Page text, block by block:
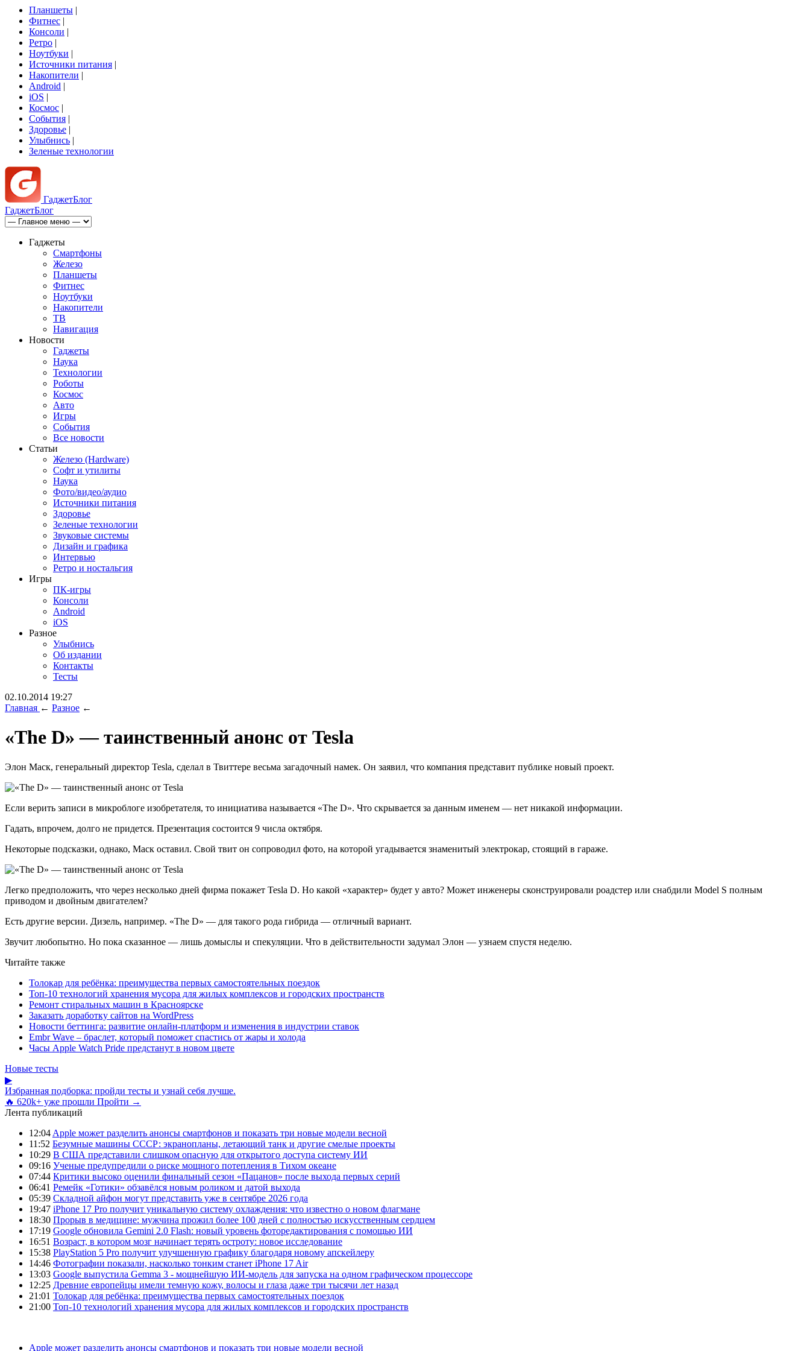
Планшеты |
Фитнес |
Консоли |
Ретро |
Ноутбуки |
Источники питания |
Накопители |
Android |
iOS |
Космос |
События |
Здоровье |
Улыбнись |
Зеленые технологии
ГаджетБлог
ГаджетБлог
Гаджеты
Смартфоны
Железо
Планшеты
Фитнес
Ноутбуки
Накопители
ТВ
Навигация
Новости
Гаджеты
Наука
Технологии
Роботы
Космос
Авто
Игры
События
Все новости
Статьи
Железо (Hardware)
Софт и утилиты
Наука
Фото/видео/аудио
Источники питания
Здоровье
Зеленые технологии
Звуковые системы
Дизайн и графика
Интервью
Ретро и ностальгия
Игры
ПК-игры
Консоли
Android
iOS
Разное
Улыбнись
Об издании
Контакты
Тесты
02.10.2014 19:27
Главная ← Разное ←
«The D» — таинственный анонс от Tesla
Элон Маск, генеральный директор Tesla, сделал в Твиттере весьма загадочный намек. Он заявил, что компания представит публике новый проект.
Если верить записи в микроблоге изобретателя, то инициатива называется «The D». Что скрывается за данным именем — нет никакой информации.
Гадать, впрочем, долго не придется. Презентация состоится 9 числа октября.
Некоторые подсказки, однако, Маск оставил. Свой твит он сопроводил фото, на которой угадывается знаменитый электрокар, стоящий в гараже.
Легко предположить, что через несколько дней фирма покажет Tesla D. Но какой «характер» будет у авто? Может инженеры сконструировали роадстер или снабдили Model S полным
приводом и двойным двигателем?
Есть другие версии. Дизель, например. «The D» — для такого рода гибрида — отличный вариант.
Звучит любопытно. Но пока сказанное — лишь домыслы и спекуляции. Что в действительности задумал Элон — узнаем спустя неделю.
Читайте также
Толокар для ребёнка: преимущества первых самостоятельных поездок
Топ-10 технологий хранения мусора для жилых комплексов и городских пространств
Ремонт стиральных машин в Красноярске
Заказать доработку сайтов на WordPress
Новости беттинга: развитие онлайн-платформ и изменения в индустрии ставок
Embr Wave – браслет, который поможет спастись от жары и холода
Часы Apple Watch Pride предстанут в новом цвете
Новые тесты
▶
Избранная подборка: пройди тесты и узнай себя лучше.
🔥 620k+ уже прошли Пройти →
Лента публикаций
12:04 Apple может разделить анонсы смартфонов и показать три новые модели весной
11:52 Безумные машины СССР: экранопланы, летающий танк и другие смелые проекты
10:29 В США представили слишком опасную для открытого доступа систему ИИ
09:16 Ученые предупредили о риске мощного потепления в Тихом океане
07:44 Критики высоко оценили финальный сезон «Пацанов» после выхода первых серий
06:41 Ремейк «Готики» обзавёлся новым роликом и датой выхода
05:39 Складной айфон могут представить уже в сентябре 2026 года
19:47 iPhone 17 Pro получит уникальную систему охлаждения: что известно о новом флагмане
18:30 Прорыв в медицине: мужчина прожил более 100 дней с полностью искусственным сердцем
17:19 Google обновила Gemini 2.0 Flash: новый уровень фоторедактирования с помощью ИИ
16:51 Возраст, в котором мозг начинает терять остроту: новое исследование
15:38 PlayStation 5 Pro получит улучшенную графику благодаря новому апскейлеру
14:46 Фотографии показали, насколько тонким станет iPhone 17 Air
13:03 Google выпустила Gemma 3 - мощнейшую ИИ-модель для запуска на одном графическом процессоре
12:25 Древние европейцы имели темную кожу, волосы и глаза даже три тысячи лет назад
21:01 Толокар для ребёнка: преимущества первых самостоятельных поездок
21:00 Топ-10 технологий хранения мусора для жилых комплексов и городских пространств
Apple может разделить анонсы смартфонов и показать три новые модели весной